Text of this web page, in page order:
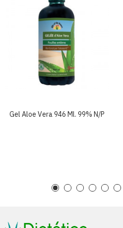
Gel Aloe Vera 946 Ml. 99% N/p